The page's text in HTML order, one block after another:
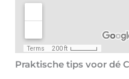
Praktische tips voor dé